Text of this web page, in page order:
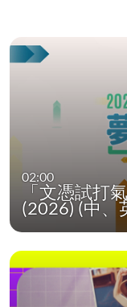
02:00
「文憑試打
(2026) (中、